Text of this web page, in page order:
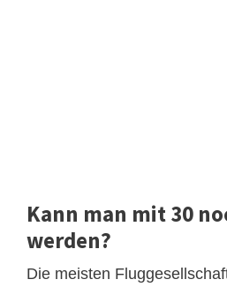
Kann man mit 30
werden?
Die meisten